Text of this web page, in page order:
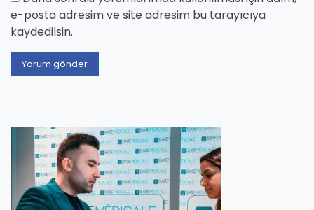
e-posta adresim ve site adresim bu tarayıcıya
kaydedilsin.